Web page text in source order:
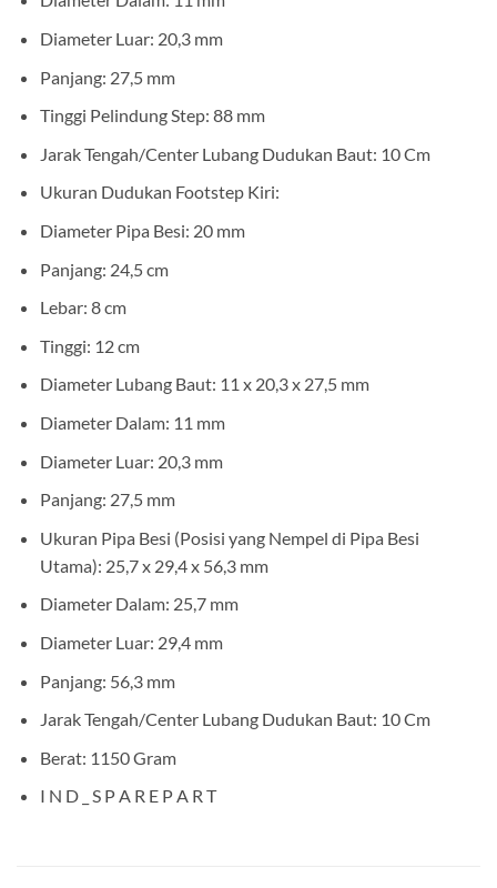
Diameter Luar: 20,3 mm
Panjang: 27,5 mm
Tinggi Pelindung Step: 88 mm
Jarak Tengah/Center Lubang Dudukan Baut: 10 Cm
Ukuran Dudukan Footstep Kiri:
Diameter Pipa Besi: 20 mm
Panjang: 24,5 cm
Lebar: 8 cm
Tinggi: 12 cm
Diameter Lubang Baut: 11 x 20,3 x 27,5 mm
Diameter Dalam: 11 mm
Diameter Luar: 20,3 mm
Panjang: 27,5 mm
Ukuran Pipa Besi (Posisi yang Nempel di Pipa Besi
Utama): 25,7 x 29,4 x 56,3 mm
Diameter Dalam: 25,7 mm
Diameter Luar: 29,4 mm
Panjang: 56,3 mm
Jarak Tengah/Center Lubang Dudukan Baut: 10 Cm
Berat: 1150 Gram
I N D _ S P A R E P A R T